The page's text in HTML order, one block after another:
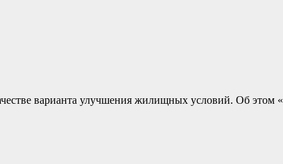
варианта улучшения жилищных условий. Об этом